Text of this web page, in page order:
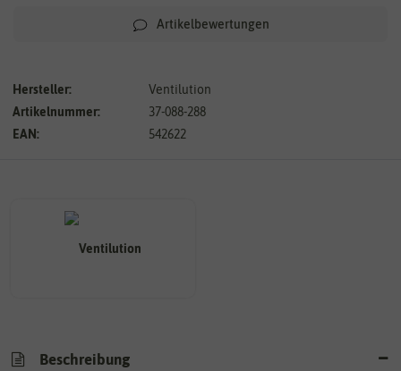
Artikelbewertungen
Hersteller:
Ventilution
Artikelnummer:
37-088-288
EAN:
542622
Beschreibung